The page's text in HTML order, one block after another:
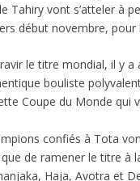
Tahiry vont s’atteler à
début novembre, pour
le titre mondial, il y
bouliste
Coupe du Monde qui
confiés à Tota
de ramener le titre
Haja, Avotra et